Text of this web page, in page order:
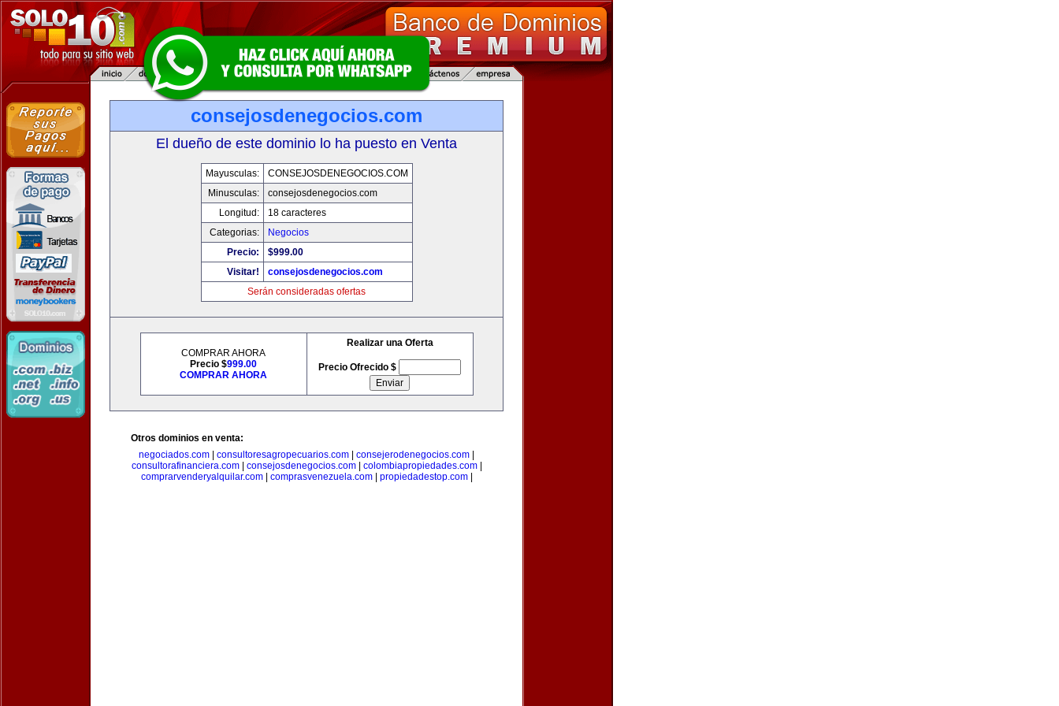
consejosdenegocios.com
El dueño de este dominio lo ha puesto en Venta
Mayusculas:
CONSEJOSDENEGOCIOS.COM
Minusculas:
consejosdenegocios.com
Longitud:
18 caracteres
Categorias:
Negocios
Precio:
$999.00
Visitar!
consejosdenegocios.com
Serán consideradas ofertas
COMPRAR AHORA
Precio $999.00
COMPRAR AHORA
Realizar una Oferta
Precio Ofrecido $
Otros dominios en venta:
negociados.com
consultoresagropecuarios.com consejerodenegocios.com
consultorafinanciera.com| consejosdenegocios.com| colombiapropiedades.com|
comprarvenderyalquilar.com| comprasvenezuela.com| propiedadestop.com|